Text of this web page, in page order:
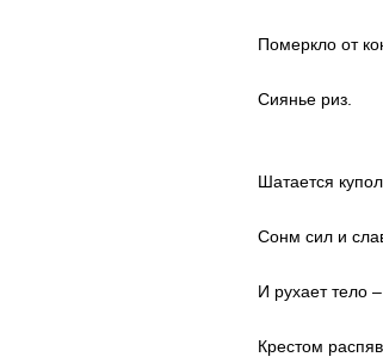
Померкло от
Сиянье риз.
Шатается
Сонм сил и
И рухает тело
Крестом распяв.